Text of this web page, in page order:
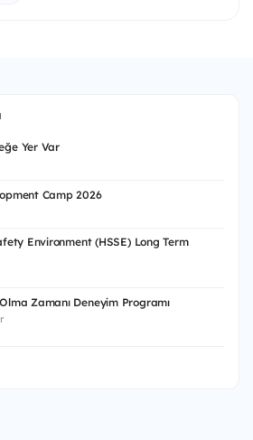
Yer Var
Camp 2026
Environment (HSSE) Long Term
Zamanı Deneyim Programı